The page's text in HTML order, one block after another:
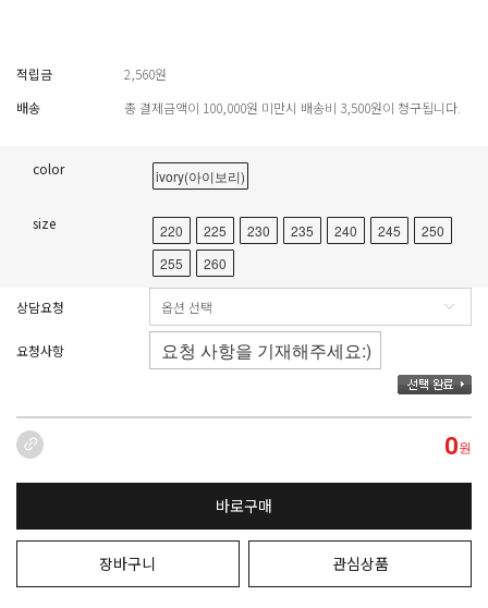
적립금
2,560원
배송
총 결제금액이 100,000원 미만시 배송비 3,500원이 청구됩니다.
color ivory(아이보리)
size 220 225 230 235 240 245
250
255
260
상담요청
요청사항
0원
바로구매
장바구니 관심상품